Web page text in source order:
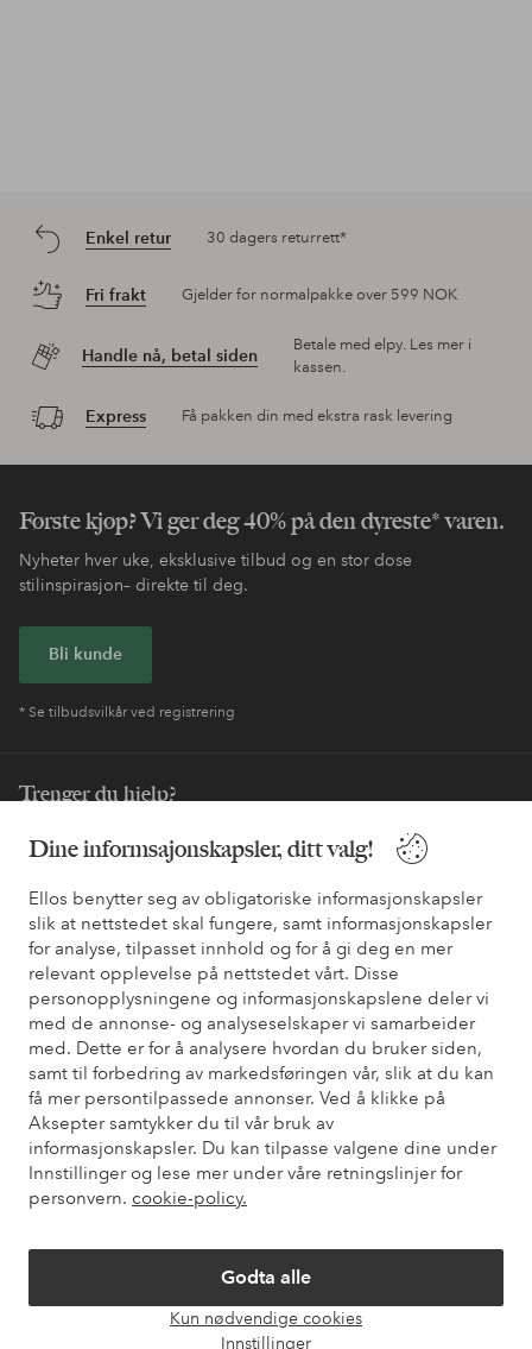
Dine informsajonskapsler, ditt valg!
Ellos benytter seg av obligatoriske informasjonskapsler
slik at nettstedet skal fungere, samt informasjonskapsler
for analyse, tilpasset innhold og for å gi deg en mer
relevant opplevelse på nettstedet vårt. Disse
personopplysningene og informasjonskapslene deler vi
med de annonse- og analyseselskaper vi samarbeider
med. Dette er for å analysere hvordan du bruker siden,
samt til forbedring av markedsføringen vår, slik at du kan
få mer persontilpassede annonser. Ved å klikke på
Aksepter samtykker du til vår bruk av
informasjonskapsler. Du kan tilpasse valgene dine under
Innstillinger og lese mer under våre retningslinjer for
personvern. cookie-policy.
Godta alle
Kun nødvendige cookies
Innstillinger
Enkel retur 30 dagers returrett*
Fri frakt Gjelder for normalpakke over 599 NOK
Handle nå, betal siden
Betale med elpy. Les mer i
kassen.
Express Få pakken din med ekstra rask levering
Første kjøp? Vi ger deg 40% på den dyreste* varen.
Nyheter hver uke, eksklusive tilbud og en stor dose
stilinspirasjon– direkte til deg.
Bli kunde
* Se tilbudsvilkår ved registrering
Trenger du hjelp?
Du finner svar på de vanligste spørsmålene i vår FAQ. Du finner
også informasjon om hvordan du kan kontakte oss.
Kundeservice Bestilling Betalingsmåte
Mine sider
Om Ellos
Våre tjenester